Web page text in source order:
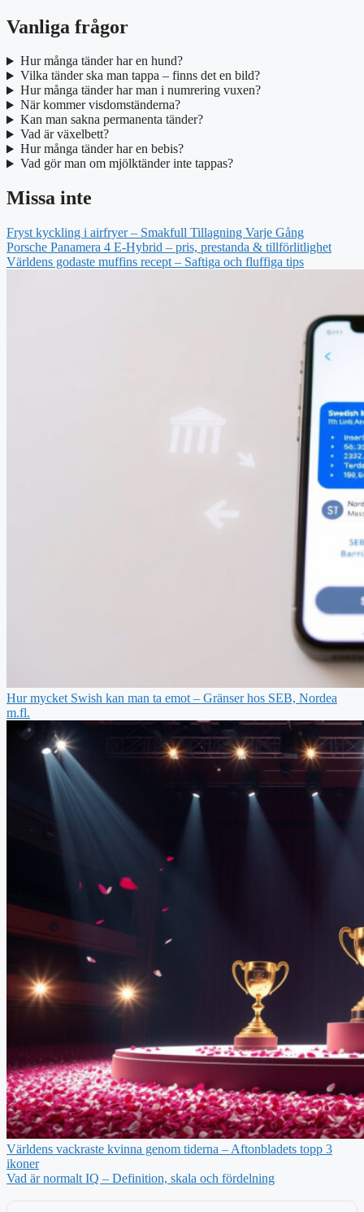
Vanliga frågor
Hur många tänder har en hund?
Vilka tänder ska man tappa – finns det en bild?
Hur många tänder har man i numrering vuxen?
När kommer visdomständerna?
Kan man sakna permanenta tänder?
Vad är växelbett?
Hur många tänder har en bebis?
Vad gör man om mjölktänder inte tappas?
Missa inte
Fryst kyckling i airfryer – Smakfull Tillagning Varje Gång
Porsche Panamera 4 E-Hybrid – pris, prestanda & tillförlitlighet
Världens godaste muffins recept – Saftiga och fluffiga tips
Hur mycket Swish kan man ta emot – Gränser hos SEB, Nordea
m.fl.
Världens vackraste kvinna genom tiderna – Aftonbladets topp 3
ikoner
Vad är normalt IQ – Definition, skala och fördelning